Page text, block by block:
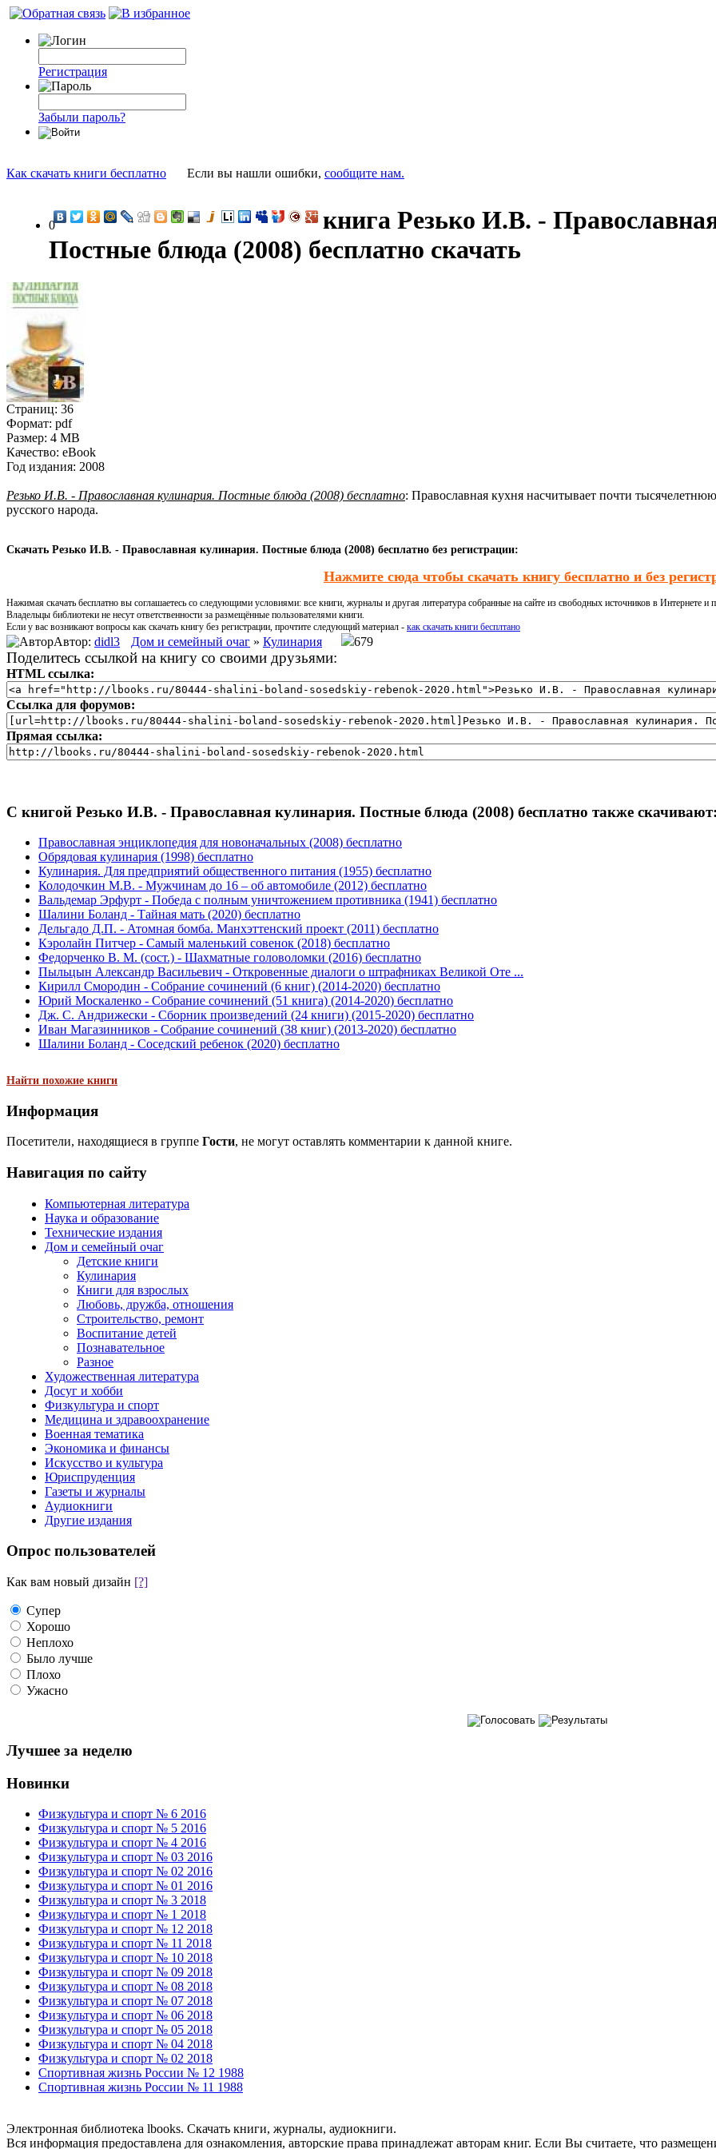
Регистрация
Забыли пароль?
Как скачать книги бесплатно Если вы нашли ошибки, сообщите нам.
0
книга Резько И.В. -
Постные блюда (2008) бесплатно скачать
Страниц: 36
Формат: pdf
Размер: 4 MB
Качество: eBook
Год издания: 2008
Резько И.В. - Православная кулинария. Постные блюда (2008) бесплатно: Православная кухня насчитывает почти
русского народа.
Скачать Резько И.В. - Православная кулинария. Постные блюда (2008) бесплатно без регистрации:
Нажмите сюда чтобы скачать книгу бесплатно и без
Нажимая скачать бесплатно вы соглашаетесь со следующими условиями: все книги, журналы и другая литература собранные на сайте из свободных источников в Интернете
Владельцы библиотеки не несут ответственности за размещённые пользователями книги.
Если у вас возникают вопросы как скачать книгу без регистрации, прочтите следующий материал - как скачать книги бесплтано
Автор: didl3 Дом и семейный очаг » Кулинария 679
Поделитесь ссылкой на книгу со своими друзьями:
HTML ссылка:
Ссылка для форумов:
Прямая ссылка:
С книгой Резько И.В. - Православная кулинария. Постные блюда (2008) бесплатно также
Православная энциклопедия для новоначальных (2008) бесплатно
Обрядовая кулинария (1998) бесплатно
Кулинария. Для предприятий общественного питания (1955) бесплатно
Колодочкин М.В. - Мужчинам до 16 – об автомобиле (2012) бесплатно
Вальдемар Эрфурт - Победа с полным уничтожением противника (1941) бесплатно
Шалини Боланд - Тайная мать (2020) бесплатно
Дельгадо Д.П. - Атомная бомба. Манхэттенский проект (2011) бесплатно
Кэролайн Питчер - Самый маленький совенок (2018) бесплатно
Федорченко В. М. (сост.) - Шахматные головоломки (2016) бесплатно
Пыльцын Александр Васильевич - Откровенные диалоги о штрафниках Великой Оте ...
Кирилл Смородин - Собрание сочинений (6 книг) (2014-2020) бесплатно
Юрий Москаленко - Собрание сочинений (51 книга) (2014-2020) бесплатно
Дж. С. Андрижески - Сборник произведений (24 книги) (2015-2020) бесплатно
Иван Магазинников - Собрание сочинений (38 книг) (2013-2020) бесплатно
Шалини Боланд - Соседский ребенок (2020) бесплатно
Найти похожие книги
Информация
Посетители, находящиеся в группе Гости, не могут оставлять комментарии к данной книге.
Навигация по сайту
Компьютерная литература
Наука и образование
Технические издания
Дом и семейный очаг
Детские книги
Кулинария
Книги для взрослых
Любовь, дружба, отношения
Строительство, ремонт
Воспитание детей
Познавательное
Разное
Художественная литература
Досуг и хобби
Физкультура и спорт
Медицина и здравоохранение
Военная тематика
Экономика и финансы
Искусство и культура
Юриспруденция
Газеты и журналы
Аудиокниги
Другие издания
Опрос пользователей
Как вам новый дизайн [?]
Супер
Хорошо
Неплохо
Было лучше
Плохо
Ужасно
Лучшее за неделю
Новинки
Физкультура и спорт № 6 2016
Физкультура и спорт № 5 2016
Физкультура и спорт № 4 2016
Физкультура и спорт № 03 2016
Физкультура и спорт № 02 2016
Физкультура и спорт № 01 2016
Физкультура и спорт № 3 2018
Физкультура и спорт № 1 2018
Физкультура и спорт № 12 2018
Физкультура и спорт № 11 2018
Физкультура и спорт № 10 2018
Физкультура и спорт № 09 2018
Физкультура и спорт № 08 2018
Физкультура и спорт № 07 2018
Физкультура и спорт № 06 2018
Физкультура и спорт № 05 2018
Физкультура и спорт № 04 2018
Физкультура и спорт № 02 2018
Спортивная жизнь России № 12 1988
Спортивная жизнь России № 11 1988
Электронная библиотека lbooks. Скачать книги, журналы, аудиокниги.
Вся информация предоставлена для ознакомления, авторские права принадлежат авторам книг. Если Вы считаете, что